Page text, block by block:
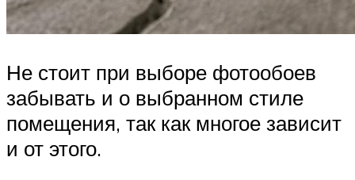
Не стоит при выборе фотообоев
забывать и о выбранном стиле
помещения, так как многое зависит
и от этого.